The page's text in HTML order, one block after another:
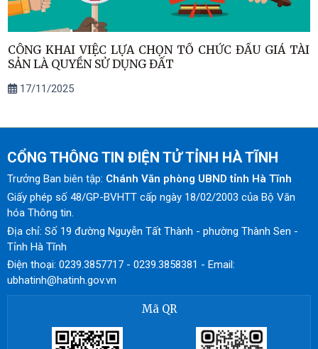
CÔNG KHAI VIỆC LỰA CHỌN TỔ CHỨC ĐẤU GIÁ TÀI
SẢN LÀ QUYỀN SỬ DỤNG ĐẤT
17/11/2025
CỔNG THÔNG TIN ĐIỆN TỬ TỈNH HÀ TĨNH
Trưởng Ban biên tập: Chánh Văn phòng UBND tỉnh Hà Tĩnh
Giấy phép số 48/GP-BVHTT cấp ngày 18/02/2003 của Bộ Văn
hóa Thông tin.
Địa chỉ: Số 19 đường Nguyễn Tất Thành - phường Thành Sen -
Tỉnh Hà Tĩnh
Điện thoại: 0239.3857717 - 0239.3858381 - Email:
ubhatinh@hatinh.gov.vn
Mã QR